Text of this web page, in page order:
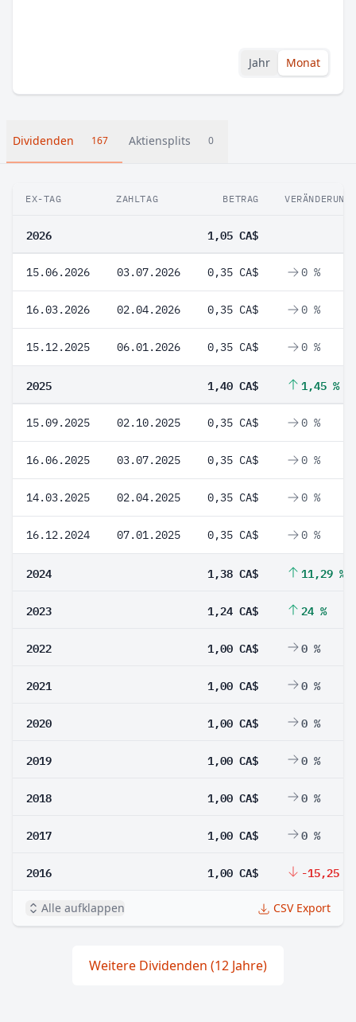
Jahr Monat
Dividenden 167 Aktiensplits 0
EX-TAG ZAHLTAG BETRAG VERÄNDERUNG
2026 1,05 CA$
15.06.2026 03.07.2026 0,35 CA$ 0 %
16.03.2026 02.04.2026 0,35 CA$ 0 %
15.12.2025 06.01.2026 0,35 CA$ 0 %
2025 1,40 CA$ 1,45 %
15.09.2025 02.10.2025 0,35 CA$ 0 %
16.06.2025 03.07.2025 0,35 CA$ 0 %
14.03.2025 02.04.2025 0,35 CA$ 0 %
16.12.2024 07.01.2025 0,35 CA$ 0 %
2024 1,38 CA$ 11,29 %
2023 1,24 CA$ 24 %
2022 1,00 CA$ 0 %
2021 1,00 CA$ 0 %
2020 1,00 CA$ 0 %
2019 1,00 CA$ 0 %
2018 1,00 CA$ 0 %
2017 1,00 CA$ 0 %
2016 1,00 CA$ -15,25 %
Alle aufklappen CSV Export
Weitere Dividenden (12 Jahre)